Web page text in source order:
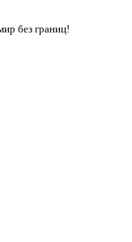
без границ!